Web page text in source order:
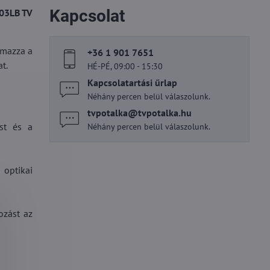
TV
a
és a
optikai
az
Kapcsolat
+36 1 901 7651
HÉ-PÉ, 09:00 - 15:30
Kapcsolatartási űrlap
Néhány percen belül válaszolunk.
tvpotalka​@tvpotalka​.hu
Néhány percen belül válaszolunk.